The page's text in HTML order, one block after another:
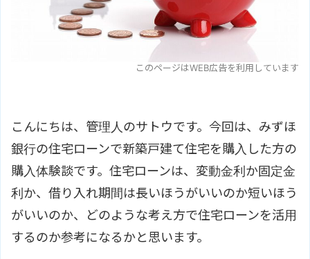
このページはWEB広告を利用しています
こんにちは、管理人のサトウです。今回は、みずほ
銀行の住宅ローンで新築戸建て住宅を購入した方の
購入体験談です。住宅ローンは、変動金利か固定金
利か、借り入れ期間は長いほうがいいのか短いほう
がいいのか、どのような考え方で住宅ローンを活用
するのか参考になるかと思います。